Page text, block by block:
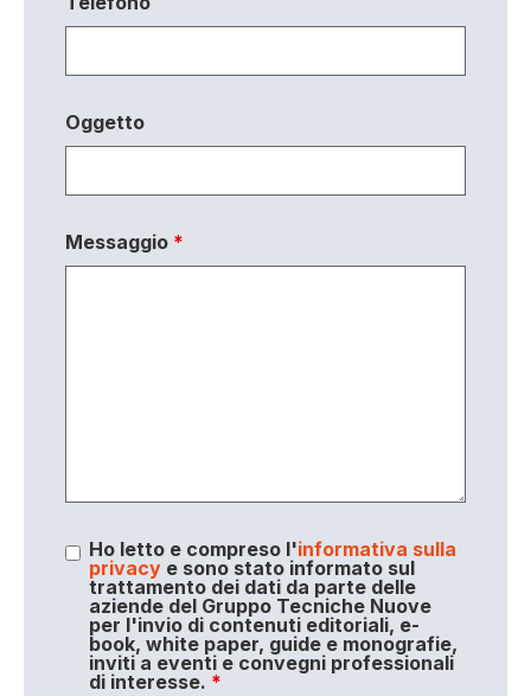
Oggetto
Messaggio *
Ho letto e compreso l'informativa sulla
privacye sono stato informato sul
trattamento dei dati da parte delle
aziende del Gruppo Tecniche Nuove
per l'invio di contenuti editoriali, e-
book, white paper, guide e monografie,
inviti a eventi e convegni professionali
di interesse. *